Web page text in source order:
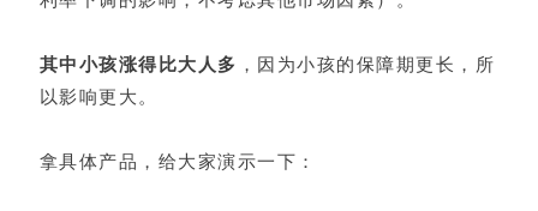
其中小孩涨得比大人多 ，因为小孩的保障期更长，所
以影响更大。
拿具体产品，给大家演示一下：